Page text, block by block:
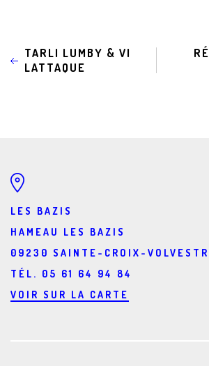
TARLI LUMBY & VI
LATTAQUE
LES BAZIS
HAMEAU LES BAZIS
09230 SAINTE-CROIX-
TÉL. 05 61 64 94 84
VOIR SUR LA CARTE